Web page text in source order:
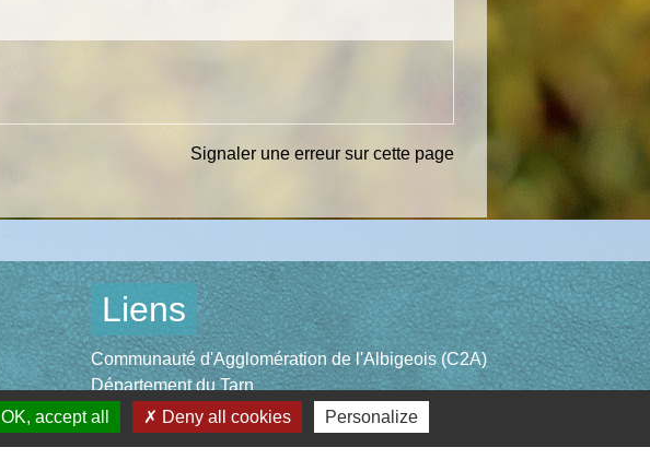
Signaler une erreur sur cette page
Liens
Communauté d'Agglomération de l'Albigeois (C2A)
Département du Tarn
Région Occitanie
Préfecture du Tarn
OK, accept all Deny all cookies Personalize